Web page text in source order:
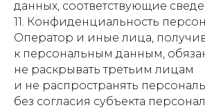
данных, соответствующие
11. Конфиденциальность
Оператор и иные лица,
к персональным данным,
не раскрывать третьим лицам
и не распространять
без согласия субъекта